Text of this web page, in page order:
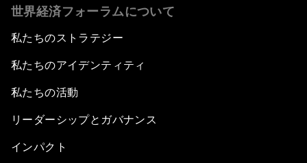
世界経済フォーラムについて
私たちのストラテジー
私たちのアイデンティティ
私たちの活動
リーダーシップとガバナンス
インパクト